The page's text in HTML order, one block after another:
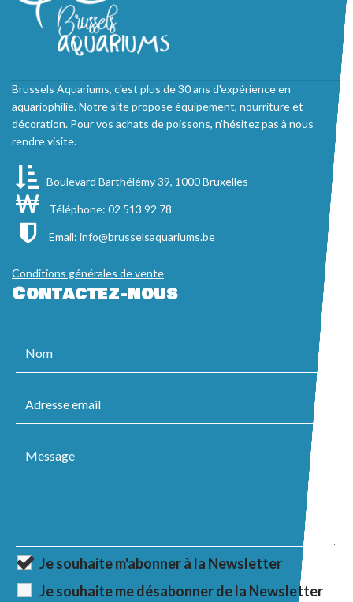
Brussels Aquariums, c'est plus de 30 ans d'expérience en
aquariophilie. Notre site propose équipement, nourriture et
décoration. Pour vos achats de poissons, n'hésitez pas à nous
rendre visite.
Boulevard Barthélémy 39, 1000 Bruxelles
Téléphone: 02 513 92 78
Email: info@brusselsaquariums.be
Conditions générales de vente
Contactez-nous
Je souhaite m'abonner à la Newsletter
Je souhaite me désabonner de la Newsletter